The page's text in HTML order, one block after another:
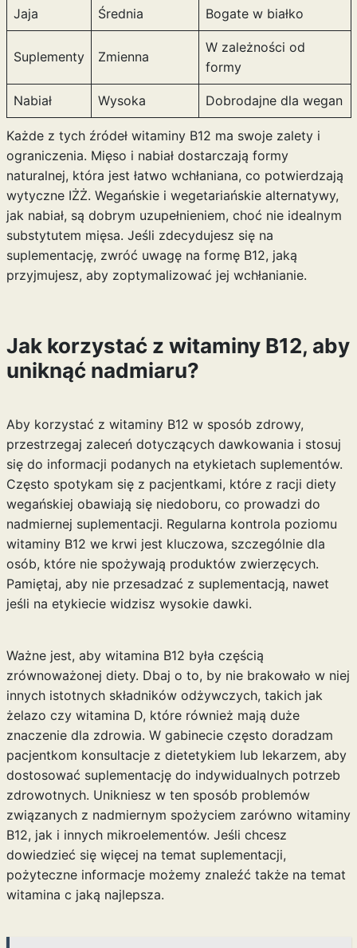
Jaja Średnia Bogate w białko
Suplementy Zmienna
W zależności od
formy
Nabiał Wysoka Dobrodajne dla wegan
Każde z tych źródeł witaminy B12 ma swoje zalety i
ograniczenia. Mięso i nabiał dostarczają formy
naturalnej, która jest łatwo wchłaniana, co potwierdzają
wytyczne IŻŻ. Wegańskie i wegetariańskie alternatywy,
jak nabiał, są dobrym uzupełnieniem, choć nie idealnym
substytutem mięsa. Jeśli zdecydujesz się na
suplementację, zwróć uwagę na formę B12, jaką
przyjmujesz, aby zoptymalizować jej wchłanianie.
Jak korzystać z witaminy B12, aby
uniknąć nadmiaru?
Aby korzystać z witaminy B12 w sposób zdrowy,
przestrzegaj zaleceń dotyczących dawkowania i stosuj
się do informacji podanych na etykietach suplementów.
Często spotykam się z pacjentkami, które z racji diety
wegańskiej obawiają się niedoboru, co prowadzi do
nadmiernej suplementacji. Regularna kontrola poziomu
witaminy B12 we krwi jest kluczowa, szczególnie dla
osób, które nie spożywają produktów zwierzęcych.
Pamiętaj, aby nie przesadzać z suplementacją, nawet
jeśli na etykiecie widzisz wysokie dawki.
Ważne jest, aby witamina B12 była częścią
zrównoważonej diety. Dbaj o to, by nie brakowało w niej
innych istotnych składników odżywczych, takich jak
żelazo czy witamina D, które również mają duże
znaczenie dla zdrowia. W gabinecie często doradzam
pacjentkom konsultacje z dietetykiem lub lekarzem, aby
dostosować suplementację do indywidualnych potrzeb
zdrowotnych. Unikniesz w ten sposób problemów
związanych z nadmiernym spożyciem zarówno witaminy
B12, jak i innych mikroelementów. Jeśli chcesz
dowiedzieć się więcej na temat suplementacji,
pożyteczne informacje możemy znaleźć także na temat
witamina c jaką najlepsza.